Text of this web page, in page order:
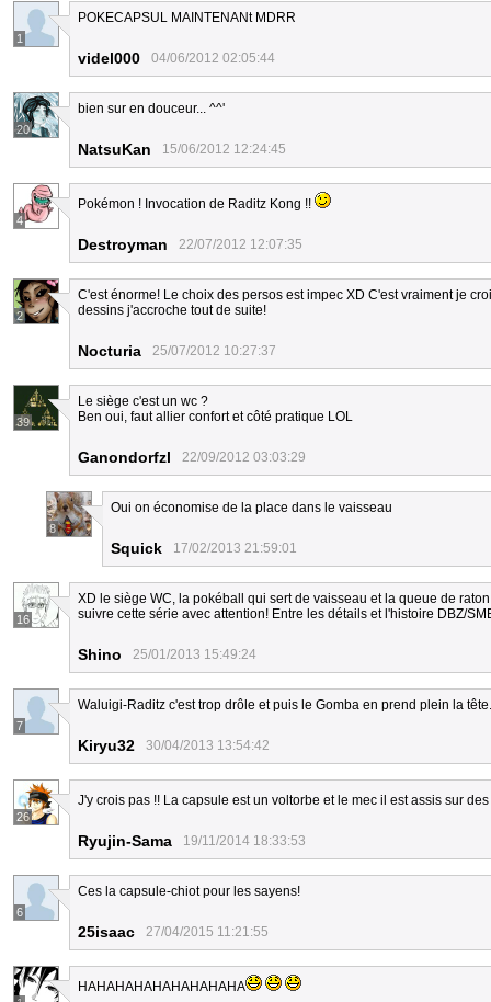
1
POKECAPSUL MAINTENANt MDRR
videl000 04/06/2012 02:05:44
20
bien sur en douceur... ^^'
NatsuKan 15/06/2012 12:24:45
4
Pokémon ! Invocation de Raditz Kong !!
Destroyman 22/07/2012 12:07:35
2
C'est énorme! Le choix des persos est impec XD C'est vraiment je
dessins j'accroche tout de suite!
Nocturia 25/07/2012 10:27:37
39
Le siège c'est un wc ?
Ben oui, faut allier confort et côté pratique LOL
Ganondorfzl 22/09/2012 03:03:29
8
Oui on économise de la place dans le vaisseau
Squick 17/02/2013 21:59:01
16
XD le siège WC, la pokéball qui sert de vaisseau et la queue de
suivre cette série avec attention! Entre les détails et l'histoire DBZ/
Shino 25/01/2013 15:49:24
7
Waluigi-Raditz c'est trop drôle et puis le Gomba en prend plein la tête.
Kiryu32 30/04/2013 13:54:42
26
J'y crois pas !! La capsule est un voltorbe et le mec il est assis sur
Ryujin-Sama 19/11/2014 18:33:53
6
Ces la capsule-chiot pour les sayens!
25isaac 27/04/2015 11:21:55
HAHAHAHAHAHAHAHAHA